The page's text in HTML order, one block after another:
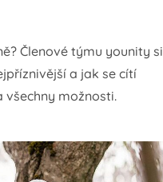
Členové týmu younity si
a jak se cítí
všechny možnosti.